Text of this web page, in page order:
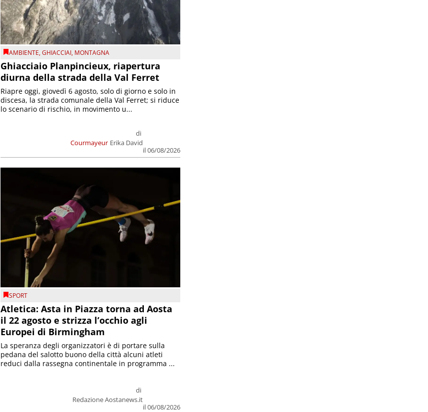
AMBIENTE,GHIACCIAI, MONTAGNA
Ghiacciaio Planpincieux, riapertura
diurna della strada della Val Ferret
Courmayeur
di
Erika David
il 06/08/2026
Riapre oggi, giovedì 6 agosto, solo di giorno e solo in
discesa, la strada comunale della Val Ferret; si riduce
lo scenario di rischio, in movimento u...
SPORT
Atletica: Asta in Piazza torna ad Aosta
il 22 agosto e strizza l’occhio agli
Europei di Birmingham
di
Redazione Aostanews.it
il 06/08/2026
La speranza degli organizzatori è di portare sulla
pedana del salotto buono della città alcuni atleti
reduci dalla rassegna continentale in programma ...